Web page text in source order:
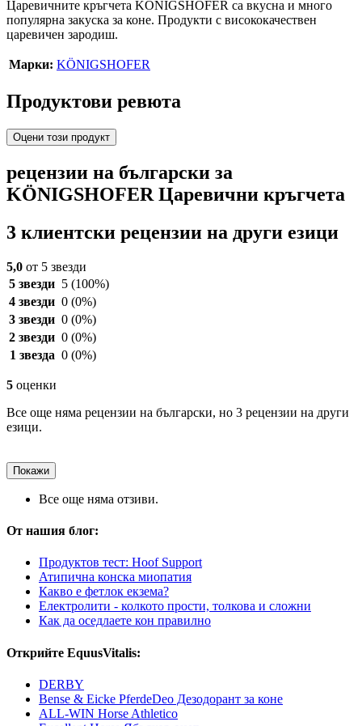
Царевичните кръгчета KÖNIGSHOFER са вкусна и много
популярна закуска за коне. Продукти с висококачествен
царевичен зародиш.
Марки: KÖNIGSHOFER
Продуктови ревюта
Оцени този продукт
рецензии на български за
KÖNIGSHOFER Царевични кръгчета
3 клиентски рецензии на други езици
5,0 от 5 звезди
5 звезди 5 (100%)
4 звезди 0 (0%)
3 звезди 0 (0%)
2 звезди 0 (0%)
1 звезда 0 (0%)
5 оценки
Все още няма рецензии на български, но 3 рецензии на други
езици.
Покажи
Все още няма отзиви.
От нашия блог:
Продуктов тест: Hoof Support
Атипична конска миопатия
Какво е фетлок екзема?
Електролити - колкото прости, толкова и сложни
Как да оседлаете кон правилно
Открийте EquusVitalis:
DERBY
Bense & Eicke PferdeDeo Дезодорант за коне
ALL-WIN Horse Athletico